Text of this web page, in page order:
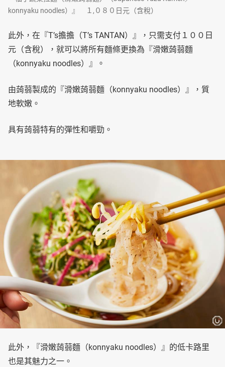
konnyaku noodles）』 １,０８０日元（含稅）
此外，在『T’s擔擔（T’s TANTAN）』，只需支付１００日
元（含稅），就可以將所有麵條更換為『滑嫩蒟蒻麵
（konnyaku noodles）』。
由蒟蒻製成的『滑嫩蒟蒻麵（konnyaku noodles）』，質
地軟嫩。
具有蒟蒻特有的彈性和嚼勁。
此外，『滑嫩蒟蒻麵（konnyaku noodles）』的低卡路里
也是其魅力之一。